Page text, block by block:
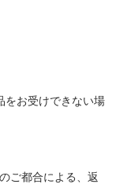
をお受けできない場
ご都合による、返